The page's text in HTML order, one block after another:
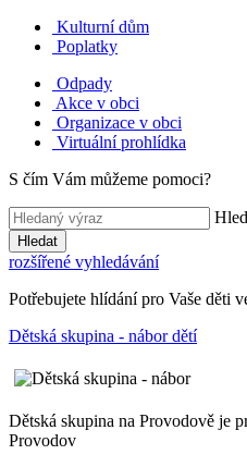
Kulturní dům
Poplatky
Odpady
Akce v obci
Organizace v obci
Virtuální prohlídka
S čím Vám můžeme pomoci?
Hledat
rozšířené vyhledávání
Potřebujete hlídání pro Vaše děti
Dětská skupina - nábor dětí
Dětská skupina na Provodově je
Provodov